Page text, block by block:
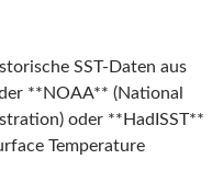
SST-Daten aus
**NOAA** (National
oder **HadISST**
Temperature